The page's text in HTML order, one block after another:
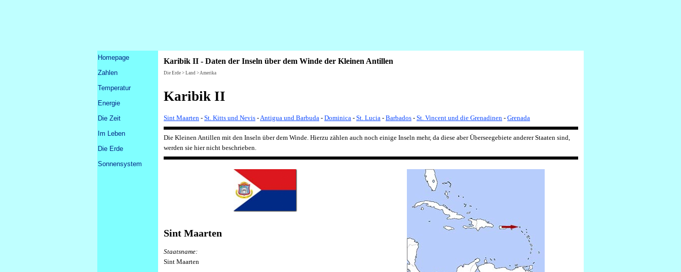
Menü überspringen
Homepage
Zahlen
Temperatur
Energie
Die Zeit
Im Leben
Die Erde
Sonnensystem
Karibik II - Daten der Inseln über dem Winde der Kleinen Antillen
Die Erde > Land > Amerika
Karibik II
Sint Maarten -St. Kitts und Nevis -Antigua und Barbuda -Dominica -St. Lucia -Barbados -St. Vincent und die Grenadinen -Grenada
Die Kleinen Antillen mit den Inseln über dem Winde. Hierzu zählen auch noch einige Inseln mehr, da diese aber Überseegebiete anderer Staaten sind,
werden sie hier nicht beschrieben.
Sint Maarten
Staatsname:
Sint Maarten